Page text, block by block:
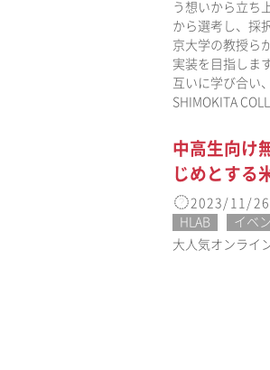
う想いから立ち
から選考し、採
京大学の教授ら
実装を目指しま
互いに学び合い
SHIMOKITA
中高生向け
じめとする
2023/11/26
HLAB
イベ
大人気オンライ